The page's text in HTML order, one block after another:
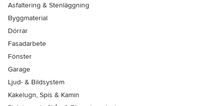
Asfaltering & Stenläggning
Byggmaterial
Dörrar
Fasadarbete
Fönster
Garage
Ljud- & Bildsystem
Kakelugn, Spis & Kamin